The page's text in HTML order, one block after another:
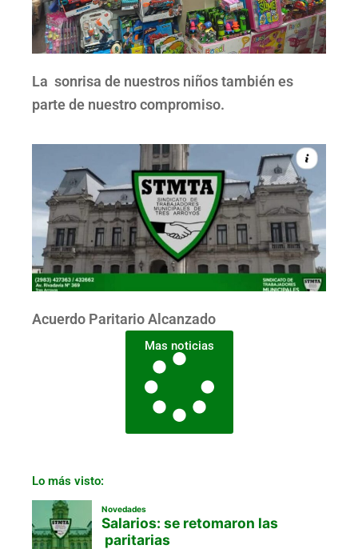
La sonrisa de nuestros niños también es
parte de nuestro compromiso.
Acuerdo Paritario Alcanzado
Mas noticias
Lo más visto: